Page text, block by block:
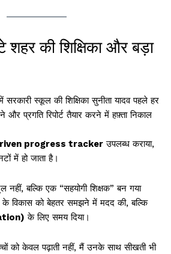
शहर की शिक्षिका और बड़ा
स्कूल की शिक्षिका सुनीता यादव पहले हर
और प्रगति रिपोर्ट तैयार करने में हफ़्ता निकाल
progress tracker उपलब्ध कराया,
में हो जाता है।
बल्कि एक “सहयोगी शिक्षक” बन गया
विकास को बेहतर समझने में मदद की, बल्कि
के लिए समय दिया।
को केवल पढ़ाती नहीं, मैं उनके साथ सीखती भी